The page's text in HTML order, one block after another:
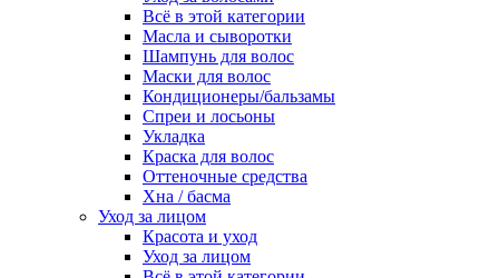
Всё в этой категории
Масла и сыворотки
Шампунь для волос
Маски для волос
Кондиционеры/бальзамы
Спреи и лосьоны
Укладка
Краска для волос
Оттеночные средства
Хна / басма
Уход за лицом
Красота и уход
Уход за лицом